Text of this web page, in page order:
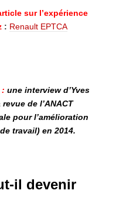
sur l’expérience
: Renault EPTCA
: une interview d’Yves
de l’ANACT
pour l’amélioration
travail) en 2014.
il devenir